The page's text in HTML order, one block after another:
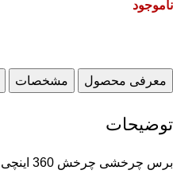
ناموجود
معرفی محصول مشخصات
توضیحات